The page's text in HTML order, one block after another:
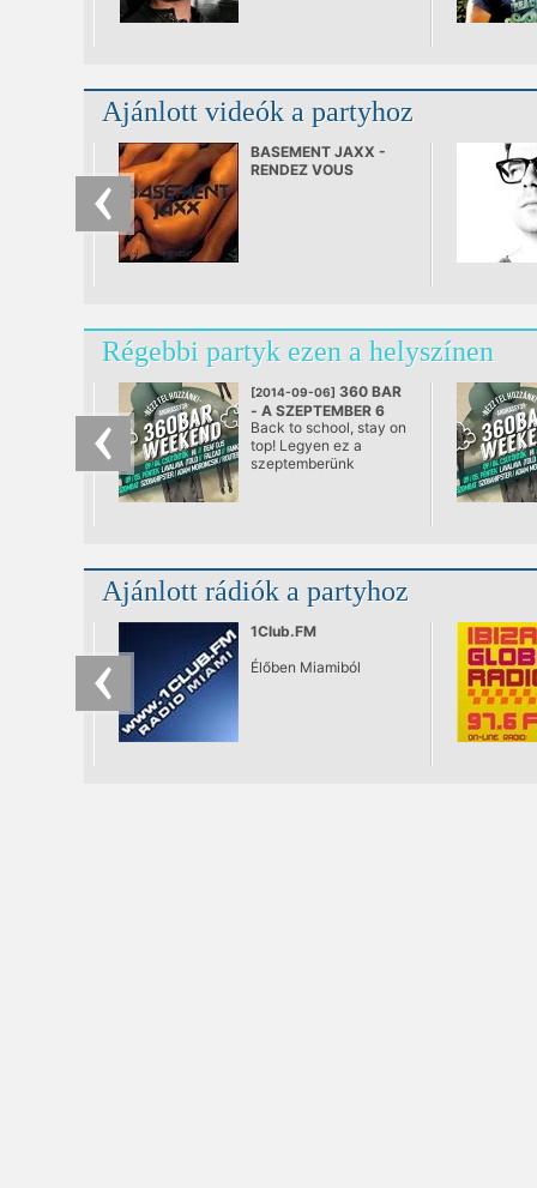
Ajánlott videók a partyhoz
BASEMENT JAXX -
RENDEZ VOUS
Régebbi partyk ezen a helyszínen
[2014-09-06] 360 BAR
- A SZEPTEMBER 6
@ 360 Bár, Budapest
Back to school, stay on
top! Legyen ez a
szeptemberünk
Ajánlott rádiók a partyhoz
1Club.FM
Élőben Miamiból